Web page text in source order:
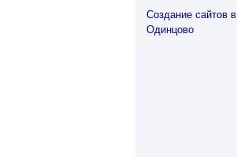
Создание сайтов в
Одинцово